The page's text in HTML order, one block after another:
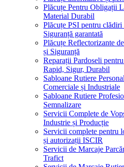
Plăcuțe Pentru Obligații
Material Durabil
Plăcuțe PSI pentru
Siguranță garantată
Plăcuțe Reflectorizante
și Siguranță
Reparații Pardoseli
Rapid, Sigur, Durabil
Sabloane Rutiere
Comerciale și Industriale
Sabloane Rutiere
Semnalizare
Servicii Complete de
Industrie și Producție
Servicii complete pentru
și autorizații ISCIR
Servicii de Marcaje
Trafict